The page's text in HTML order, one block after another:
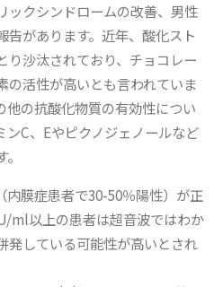
ックシンドロームの改善、男性
告があります。近年、酸化スト
り沙汰されており、チョコレー
の活性が高いとも言われていま
他の抗酸化物質の有効性につい
ンC、Eやピクノジェノールなど
内膜症患者で30-50％陽性）が正
ml以上の患者は超音波ではわか
発している可能性が高いとされ